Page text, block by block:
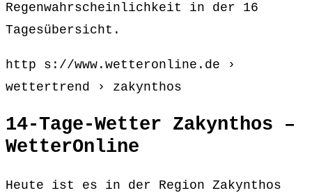
Regenwahrscheinlichkeit in der 16
Tagesübersicht.
http s://www.wetteronline.de ›
wettertrend › zakynthos
14-Tage-Wetter Zakynthos –
WetterOnline
Heute ist es in der Region Zakynthos